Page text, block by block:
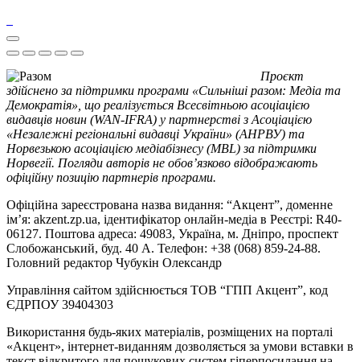
Проєкт
здійснено за підтримки програми «Сильніші разом: Медіа та
Демократія», що реалізується Всесвітньою асоціацією
видавців новин (WAN-IFRA) у партнерстві з Асоціацією
«Незалежні регіональні видавці України» (АНРВУ) та
Норвезькою асоціацією медіабізнесу (MBL) за підтримки
Норвегії. Погляди авторів не обов’язково відображають
офіційну позицію партнерів програми.
Офіційна зареєстрована назва видання: “Акцент”, доменне
ім’я: akzent.zp.ua, ідентифікатор онлайн-медіа в Реєстрі: R40-
06127. Поштова адреса: 49083, Україна, м. Дніпро, проспект
Слобожанський, буд. 40 А. Телефон: +38 (068) 859-24-88.
Головний редактор Чубукін Олександр
Управління сайтом здійснюється ТОВ “ГПП Акцент”, код
ЄДРПОУ 39404303
Використання будь-яких матеріалів, розміщених на порталі
«Акцент», інтернет-виданням дозволяється за умови вставки в